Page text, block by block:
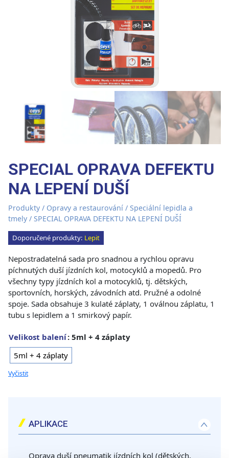
SPECIAL OPRAVA DEFEKTU
NA LEPENÍ DUŠÍ
Produkty / Opravy a restaurování / Speciální lepidla a
tmely / SPECIAL OPRAVA DEFEKTU NA LEPENÍ DUŠÍ
Doporučené produkty: Lepit
Nepostradatelná sada pro snadnou a rychlou opravu
píchnutých duší jízdních kol, motocyklů a mopedů. Pro
všechny typy jízdních kol a motocyklů, tj. dětských,
sportovních, horských, závodních atd. Pružné a odolné
spoje. Sada obsahuje 3 kulaté záplaty, 1 oválnou záplatu, 1
tubu s lepidlem a 1 smirkový papír.
Velikost balení: 5ml + 4 záplaty
5ml + 4 záplaty
Vyčistit
APLIKACE
Oprava duší pneumatik jízdních kol (dětských,